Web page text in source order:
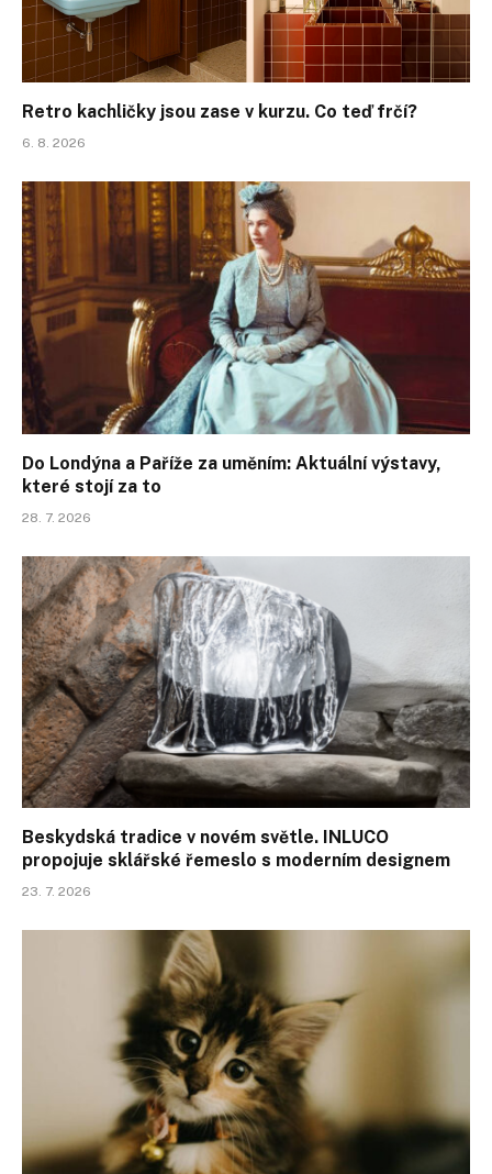
Retro kachličky jsou zase v kurzu. Co teď frčí?
6. 8. 2026
Do Londýna a Paříže za uměním: Aktuální výstavy,
které stojí za to
28. 7. 2026
Beskydská tradice v novém světle. INLUCO
propojuje sklářské řemeslo s moderním designem
23. 7. 2026